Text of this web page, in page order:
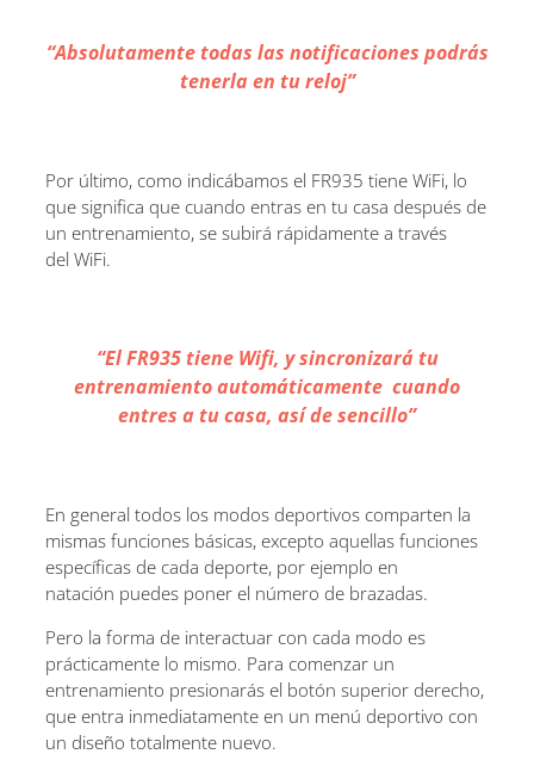
“Absolutamente todas las notificaciones podrás
tenerla en tu reloj”
Por último, como indicábamos el FR935 tiene WiFi, lo
que significa que cuando entras en tu casa después de
un entrenamiento, se subirá rápidamente a través
del WiFi.
“El FR935 tiene Wifi, y sincronizará tu
entrenamiento automáticamente cuando
entres a tu casa, así de sencillo”
En general todos los modos deportivos comparten la
mismas funciones básicas, excepto aquellas funciones
específicas de cada deporte, por ejemplo en
natación puedes poner el número de brazadas.
Pero la forma de interactuar con cada modo es
prácticamente lo mismo. Para comenzar un
entrenamiento presionarás el botón superior derecho,
que entra inmediatamente en un menú deportivo con
un diseño totalmente nuevo.